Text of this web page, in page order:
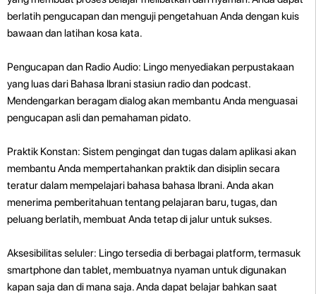
berlatih pengucapan dan menguji pengetahuan Anda dengan kuis
bawaan dan latihan kosa kata.
Pengucapan dan Radio Audio: Lingo menyediakan perpustakaan
yang luas dari Bahasa Ibrani stasiun radio dan podcast.
Mendengarkan beragam dialog akan membantu Anda menguasai
pengucapan asli dan pemahaman pidato.
Praktik Konstan: Sistem pengingat dan tugas dalam aplikasi akan
membantu Anda mempertahankan praktik dan disiplin secara
teratur dalam mempelajari bahasa bahasa Ibrani. Anda akan
menerima pemberitahuan tentang pelajaran baru, tugas, dan
peluang berlatih, membuat Anda tetap di jalur untuk sukses.
Aksesibilitas seluler: Lingo tersedia di berbagai platform, termasuk
smartphone dan tablet, membuatnya nyaman untuk digunakan
kapan saja dan di mana saja. Anda dapat belajar bahkan saat